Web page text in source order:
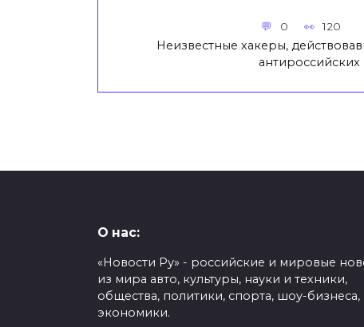
0 120
Неизвестные хакеры,
антироссийских
О нас:
«Новости Ру» - российские и мировые
из мира авто, культуры, науки и техники,
общества, политики, спорта, шоу-бизнеса,
экономики.